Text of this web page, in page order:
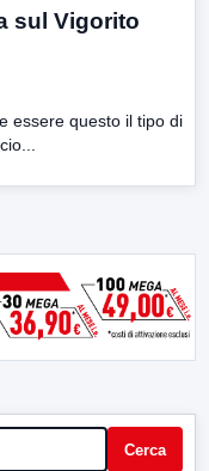
sul Vigorito
essere questo il tipo di
Cerca